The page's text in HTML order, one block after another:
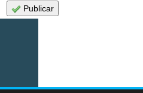
Publicar